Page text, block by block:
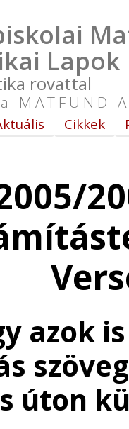
Lapok
rovattal
MATFUND
Cikkek
azok
úton